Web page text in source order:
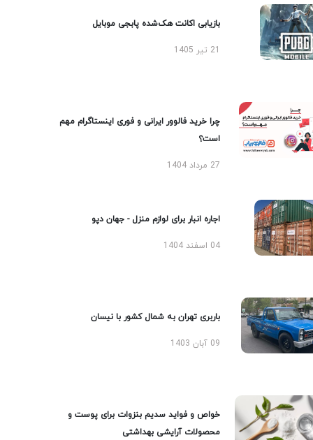
بازیابی اکانت هک‌شده پابجی موبایل
چرا خرید فالوور ایرانی و فوری اینستاگرام مهم
است؟
27 مرداد 1404
اجاره انبار برای لوازم منزل - جهان دپو
04 اسفند 1404
باربری تهران به شمال کشور با نیسان
09 آبان 1403
خواص و فواید سدیم بنزوات برای پوست و
محصولات آرایشی بهداشتی